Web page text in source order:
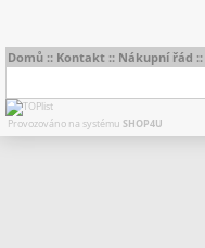
Domů :: Kontakt :: Nákupní řád ::
Provozováno na systému SHOP4U